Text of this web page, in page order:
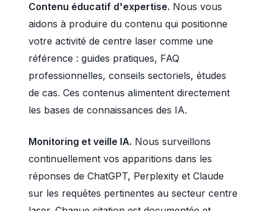
Contenu éducatif d'expertise. Nous vous
aidons à produire du contenu qui positionne
votre activité de centre laser comme une
référence : guides pratiques, FAQ
professionnelles, conseils sectoriels, études
de cas. Ces contenus alimentent directement
les bases de connaissances des IA.
Monitoring et veille IA. Nous surveillons
continuellement vos apparitions dans les
réponses de ChatGPT, Perplexity et Claude
sur les requêtes pertinentes au secteur centre